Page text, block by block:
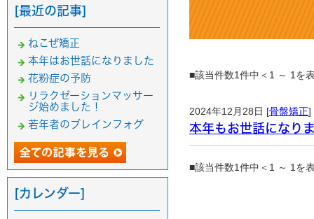
■該当件数1件中＜1 ～ 1
2024年12月28日 [骨盤矯正]
本年もお世話になり
■該当件数1件中＜1 ～ 1
[最近の記事]
ねこぜ矯正
本年はお世話になりました
花粉症の予防
リラクゼーションマッサー
ジ始めました！
若年者のブレインフォグ
[カレンダー]